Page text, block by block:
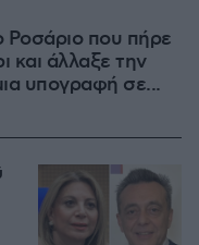
που πήρε
και άλλαξε την
υπογραφή σε...